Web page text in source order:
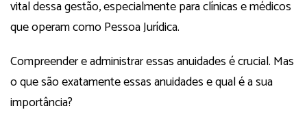
vital dessa gestão, especialmente para clínicas e médicos
que operam como Pessoa Jurídica.
Compreender e administrar essas anuidades é crucial. Mas
o que são exatamente essas anuidades e qual é a sua
importância?